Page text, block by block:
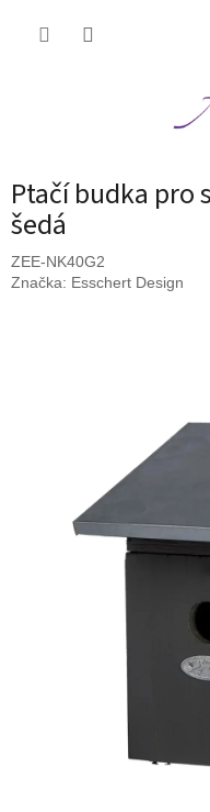
Ptačí budka pro
šedá
ZEE-NK40G2
Značka: Esschert Design